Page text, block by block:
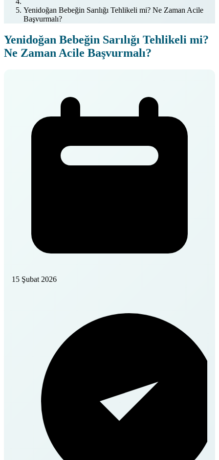
Yenidoğan Bebeğin Sarılığı Tehlikeli mi? Ne Zaman Acile
Başvurmalı?
Yenidoğan Bebeğin Sarılığı Tehlikeli mi?
Ne Zaman Acile Başvurmalı?
15 Şubat 2026